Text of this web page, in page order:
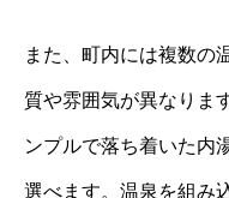
また、町内には複数の
質や雰囲気が異なりま
ンプルで落ち着いた内
選べます。温泉を組み